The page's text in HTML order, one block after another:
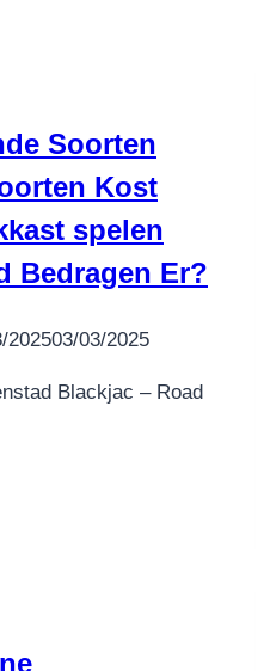
Soorten
Kost
spelen
Bedragen Er?
202503/03/2025
Blackjac – Road